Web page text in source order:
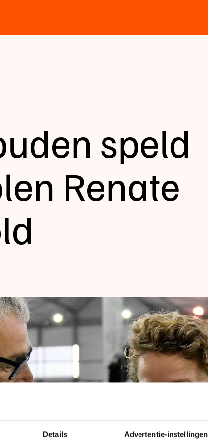
Details Advertentie-instellingen
speld
Renate